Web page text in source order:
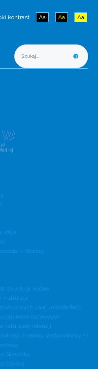
kontrast Aa Aa Aa
kraju
Wodnej
za usługi wodne
instrukcja
uwarunkowaniach
bankowych
naturalnej retencji
z celami środowiskowymi
Słowacką
Czeską